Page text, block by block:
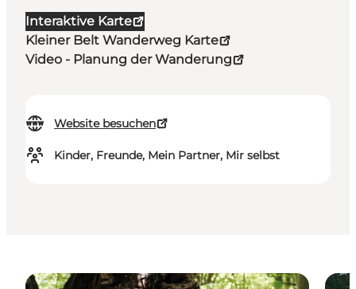
Interaktive Karte
Kleiner Belt Wanderweg Karte
Video - Planung der Wanderung
Website besuchen
Kinder, Freunde, Mein Partner, Mir selbst